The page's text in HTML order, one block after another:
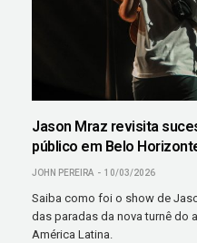
Jason Mraz revisita
público em Belo
JOHN PEREIRA 10/03/2026
Saiba como foi o show de
das paradas da nova turnê do
América Latina.